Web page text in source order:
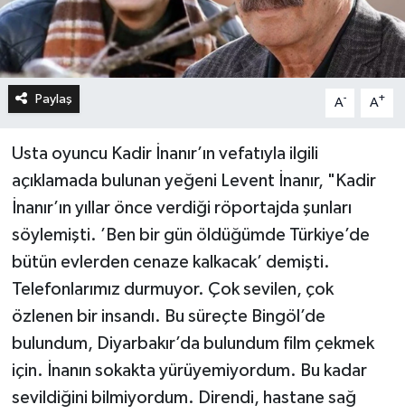
Paylaş A- A+
Usta oyuncu Kadir İnanır’ın vefatıyla ilgili
açıklamada bulunan yeğeni Levent İnanır, "Kadir
İnanır’ın yıllar önce verdiği röportajda şunları
söylemişti. ’Ben bir gün öldüğümde Türkiye’de
bütün evlerden cenaze kalkacak’ demişti.
Telefonlarımız durmuyor. Çok sevilen, çok
özlenen bir insandı. Bu süreçte Bingöl’de
bulundum, Diyarbakır’da bulundum film çekmek
için. İnanın sokakta yürüyemiyordum. Bu kadar
sevildiğini bilmiyordum. Direndi, hastane sağ